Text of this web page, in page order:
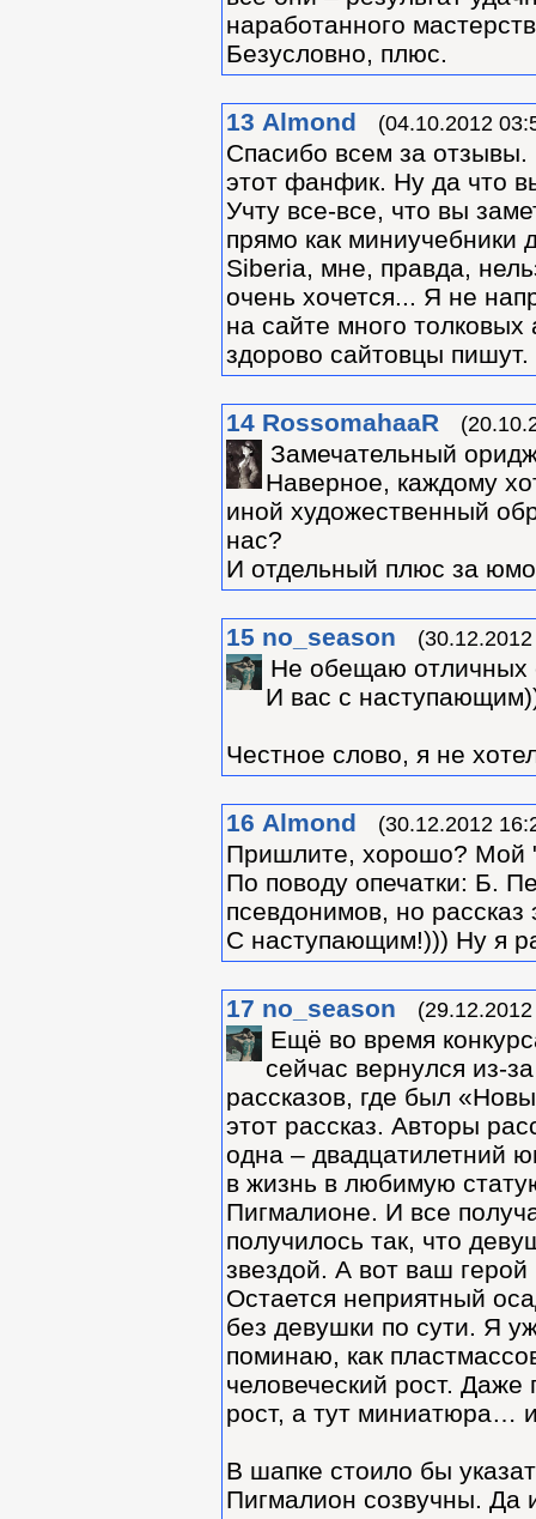
наработанного
Безусловно, плюс.
13 Almond (04.10.2012
Спасибо всем за
этот фанфик. Ну да что
Учту все-все, что вы
прямо как миниучебники
Siberia, мне, правда,
очень хочется... Я не
на сайте много толковых
здорово сайтовцы
14 RossomahaaR
Замечательный
Наверное, каждому
иной художественный
нас?
И отдельный плюс за
15 no_season
Не обещаю отличных
И вас с
Честное слово, я не
16 Almond (30.12.2012
Пришлите, хорошо? Мой
По поводу опечатки: Б.
псевдонимов, но
С наступающим!))) Ну я
17 no_season
Ещё во время
сейчас вернулся из-
рассказов, где был
этот рассказ. Авторы
одна – двадцатилетний
в жизнь в любимую
Пигмалионе. И все
получилось так, что
звездой. А вот ваш
Остается неприятный
без девушки по сути. Я
поминаю, как
человеческий рост.
рост, а тут миниатюра…
В шапке стоило бы
Пигмалион созвучны. Да